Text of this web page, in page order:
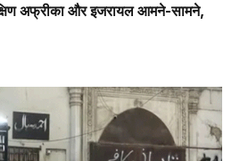
अफ्रीका और इजरायल आमने-सामने,